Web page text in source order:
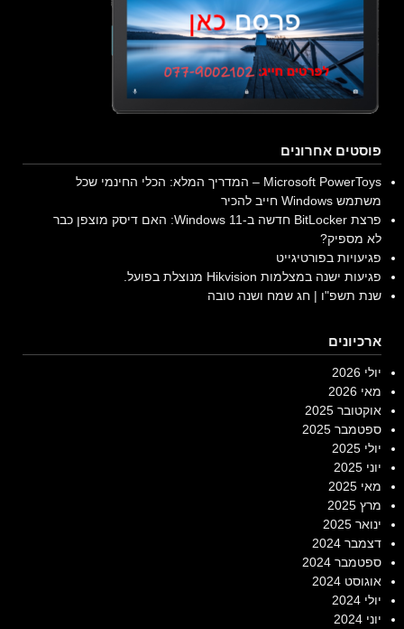
פוסטים אחרונים
Microsoft PowerToys – המדריך המלא: הכלי החינמי שכל
משתמש Windows חייב להכיר
פרצת BitLocker חדשה ב-Windows 11: האם דיסק מוצפן כבר
לא מספיק?
פגיעויות בפורטיגייט
פגיעות ישנה במצלמות Hikvision מנוצלת בפועל.
שנת תשפ"ו | חג שמח ושנה טובה
ארכיונים
יולי 2026
מאי 2026
אוקטובר 2025
ספטמבר 2025
יולי 2025
יוני 2025
מאי 2025
מרץ 2025
ינואר 2025
דצמבר 2024
ספטמבר 2024
אוגוסט 2024
יולי 2024
יוני 2024